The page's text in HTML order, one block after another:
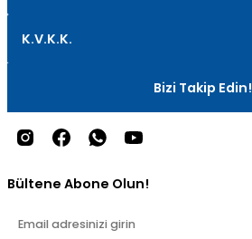
K.V.K.K.
Bizi Takip Edin!
Bültene Abone Olun!